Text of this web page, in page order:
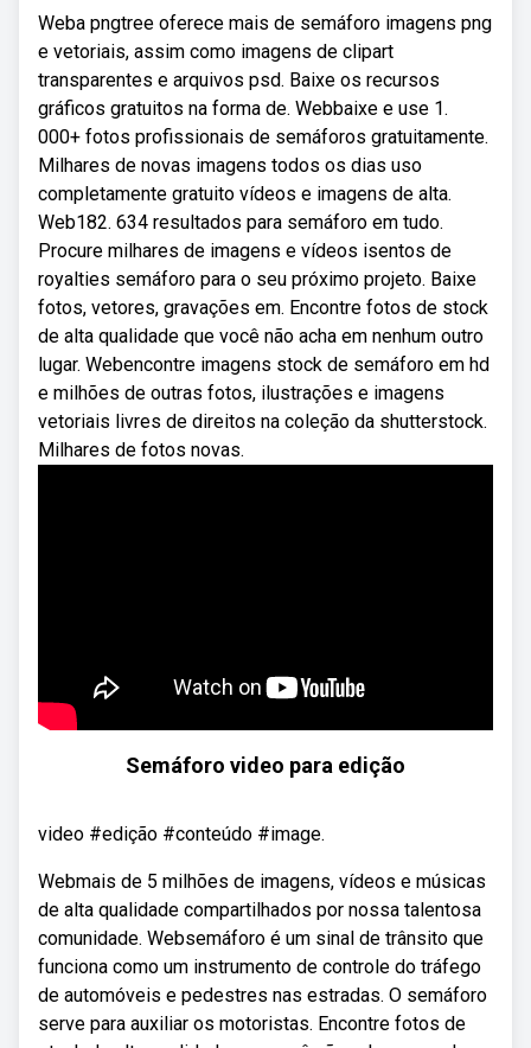
Weba pngtree oferece mais de semáforo imagens png
e vetoriais, assim como imagens de clipart
transparentes e arquivos psd. Baixe os recursos
gráficos gratuitos na forma de. Webbaixe e use 1.
000+ fotos profissionais de semáforos gratuitamente.
Milhares de novas imagens todos os dias uso
completamente gratuito vídeos e imagens de alta.
Web182. 634 resultados para semáforo em tudo.
Procure milhares de imagens e vídeos isentos de
royalties semáforo para o seu próximo projeto. Baixe
fotos, vetores, gravações em. Encontre fotos de stock
de alta qualidade que você não acha em nenhum outro
lugar. Webencontre imagens stock de semáforo em hd
e milhões de outras fotos, ilustrações e imagens
vetoriais livres de direitos na coleção da shutterstock.
Milhares de fotos novas.
Semáforo video para edição
video #edição #conteúdo #image.
Webmais de 5 milhões de imagens, vídeos e músicas
de alta qualidade compartilhados por nossa talentosa
comunidade. Websemáforo é um sinal de trânsito que
funciona como um instrumento de controle do tráfego
de automóveis e pedestres nas estradas. O semáforo
serve para auxiliar os motoristas. Encontre fotos de